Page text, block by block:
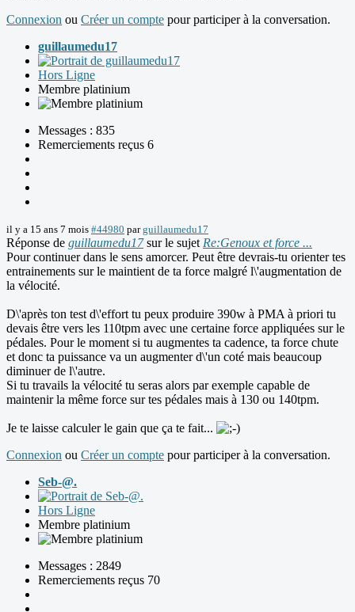
Connexion ou Créer un compte pour participer à la conversation.
guillaumedu17
Hors Ligne
Membre platinium
Messages : 835
Remerciements reçus 6
il y a 15 ans 7 mois #44980 parguillaumedu17
Réponse de guillaumedu17sur le sujet Re:Genoux et force ...
Pour continuer dans le sens amorcer. Peut être devrais-tu orienter tes
entrainements sur le maintient de ta force malgré l\'augmentation de
la vélocité.
D\'après ton test d\'effort tu peux produire 390w à PMA à priori tu
devais être vers les 110tpm avec une certaine force appliquées sur le
pédales. Pour le moment si tu augmentes ta cadence, ta force chute
et donc ta puissance va un augmenter d\'un coté mais beaucoup
diminuer de l\'autre.
Si tu travails la vélocité tu seras alors par exemple capable de
maintenir la même force sur tes pédales mais à 130 ou 140tpm.
Je te laisse calculer le gain que ça te fait...
Connexion ou Créer un compte pour participer à la conversation.
Seb-@.
Hors Ligne
Membre platinium
Messages : 2849
Remerciements reçus 70